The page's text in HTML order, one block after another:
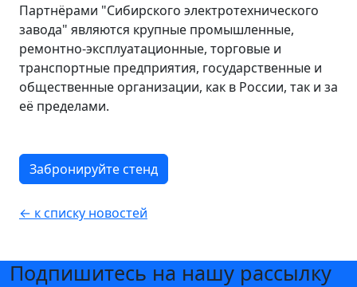
Партнёрами "Сибирского электротехнического
завода" являются крупные промышленные,
ремонтно-эксплуатационные, торговые и
транспортные предприятия, государственные и
общественные организации, как в России, так и за
её пределами.
Забронируйте стенд
← к списку новостей
Подпишитесь на нашу рассылку